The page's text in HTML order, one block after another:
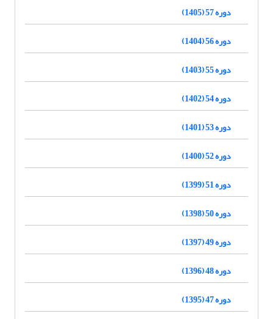
دوره 57 (1405)
دوره 56 (1404)
دوره 55 (1403)
دوره 54 (1402)
دوره 53 (1401)
دوره 52 (1400)
دوره 51 (1399)
دوره 50 (1398)
دوره 49 (1397)
دوره 48 (1396)
دوره 47 (1395)